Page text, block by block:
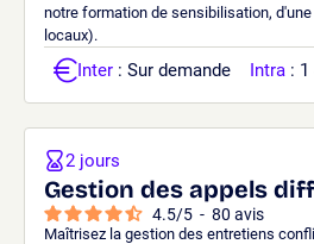
notre formation de sensibilisation,
locaux).
Inter : Sur demande Intra :
Gestion des appels
4.5/5 - 80 avis
Maîtrisez la gestion des entretiens
2 jours